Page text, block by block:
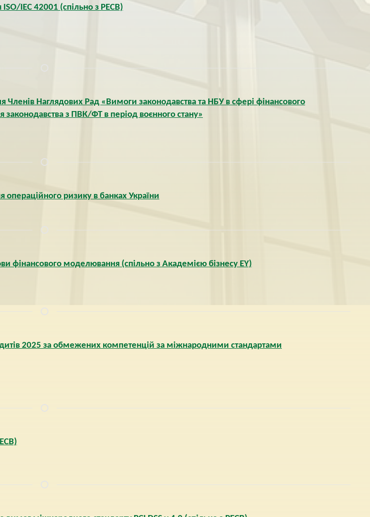
IEC 42001 (спільно з PECB)
Членів Наглядових Рад «Вимоги законодавства та НБУ в сфері фінансового
законодавства з ПВК/ФТ в період воєнного стану»
операційного ризику в банках України
фінансового моделювання (спільно з Академією бізнесу EY)
2025 за обмежених компетенцій за міжнародними стандартами